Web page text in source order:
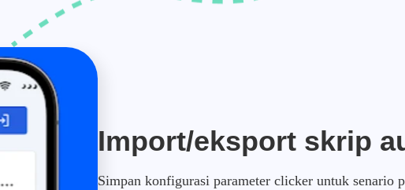
Import/eksport skrip
Simpan konfigurasi parameter clicker untuk senario